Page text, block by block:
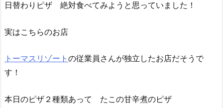
日替わりピザ 絶対食べてみようと思っていました！
実はこちらのお店
トーマスリゾート の従業員さんが独立したお店だそうで
す！
本日のピザ２種類あって たこの甘辛煮のピザ